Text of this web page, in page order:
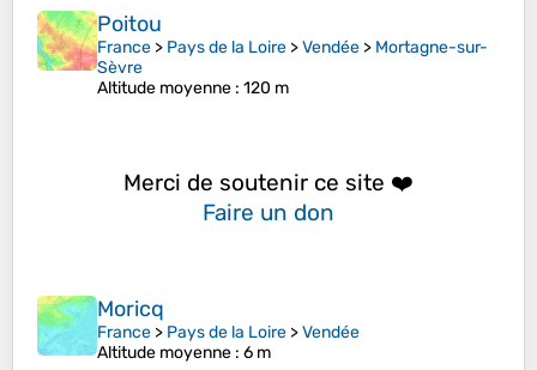
Poitou
France > Pays de la Loire >Vendée > Mortagne-sur-
Sèvre
Altitude moyenne : 120 m
Merci de soutenir ce site ❤️
Faire un don
Moricq
France > Pays de la Loire >Vendée
Altitude moyenne : 6 m